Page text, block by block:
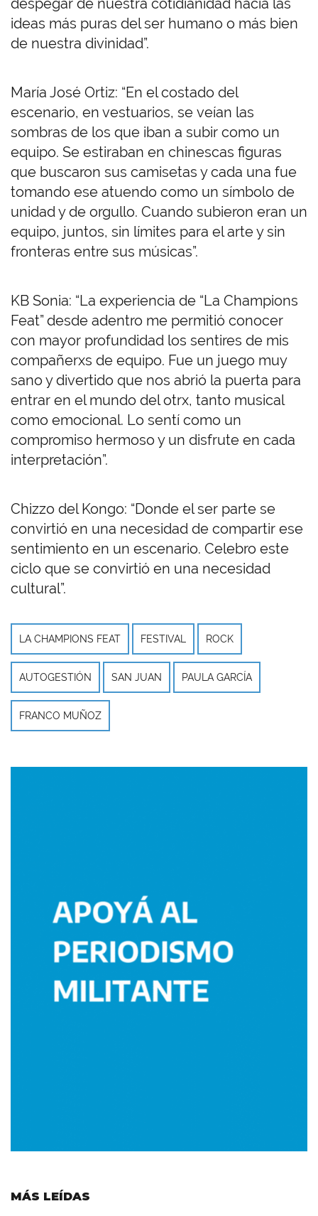
despegar de nuestra cotidianidad hacia las
ideas más puras del ser humano o más bien
de nuestra divinidad”.
María José Ortiz: “En el costado del
escenario, en vestuarios, se veían las
sombras de los que iban a subir como un
equipo. Se estiraban en chinescas figuras
que buscaron sus camisetas y cada una fue
tomando ese atuendo como un símbolo de
unidad y de orgullo. Cuando subieron eran un
equipo, juntos, sin límites para el arte y sin
fronteras entre sus músicas”.
KB Sonia: “La experiencia de “La Champions
Feat” desde adentro me permitió conocer
con mayor profundidad los sentires de mis
compañerxs de equipo. Fue un juego muy
sano y divertido que nos abrió la puerta para
entrar en el mundo del otrx, tanto musical
como emocional. Lo sentí como un
compromiso hermoso y un disfrute en cada
interpretación”.
Chizzo del Kongo: “Donde el ser parte se
convirtió en una necesidad de compartir ese
sentimiento en un escenario. Celebro este
ciclo que se convirtió en una necesidad
cultural”.
LA CHAMPIONS FEAT FESTIVAL ROCK
AUTOGESTIÓN SAN JUAN PAULA GARCÍA
FRANCO MUÑOZ
MÁS LEÍDAS